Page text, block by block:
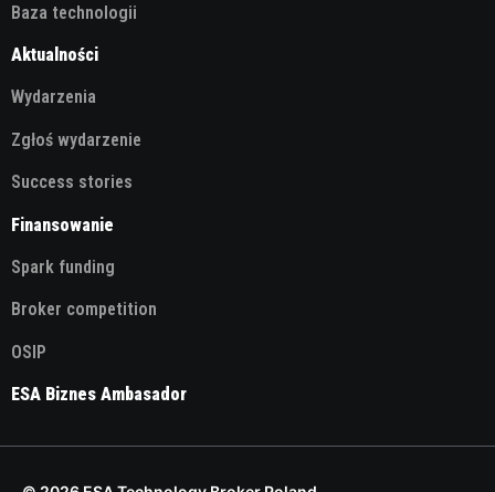
Baza technologii
Aktualności
Wydarzenia
Zgłoś wydarzenie
Success stories
Finansowanie
Spark funding
Broker competition
OSIP
ESA Biznes Ambasador